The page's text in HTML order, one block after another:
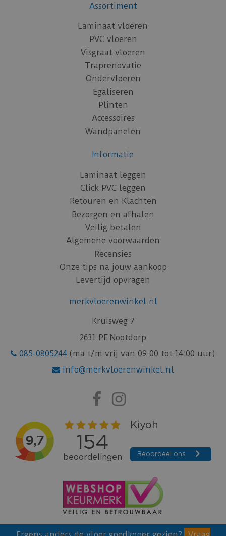
Assortiment
Laminaat vloeren
PVC vloeren
Visgraat vloeren
Traprenovatie
Ondervloeren
Egaliseren
Plinten
Accessoires
Wandpanelen
Informatie
Laminaat leggen
Click PVC leggen
Retouren en Klachten
Bezorgen en afhalen
Veilig betalen
Algemene voorwaarden
Recensies
Onze tips na jouw aankoop
Levertijd opvragen
merkvloerenwinkel.nl
Kruisweg 7
2631 PE Nootdorp
085-0805244 (ma t/m vrij van 09:00 tot 14:00 uur)
info@merkvloerenwinkel.nl